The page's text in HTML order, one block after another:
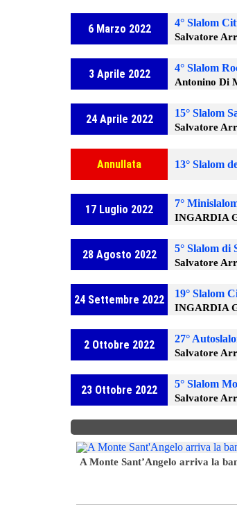
6 Marzo 2022 4° Slalom
Salvatore
3 Aprile 2022 4° Slalom
Antonino Di
24 Aprile 2022 15° Slalom
Salvatore
Annullata 13° Slalom
17 Luglio 2022 7°
INGARDIA
28 Agosto 2022 5° Slalom di
Salvatore
24 Settembre 2022 19° Slalom
INGARDIA
2 Ottobre 2022 27°
Salvatore
23 Ottobre 2022 5° Slalom
Salvatore
A Monte Sant’Angelo arriva la